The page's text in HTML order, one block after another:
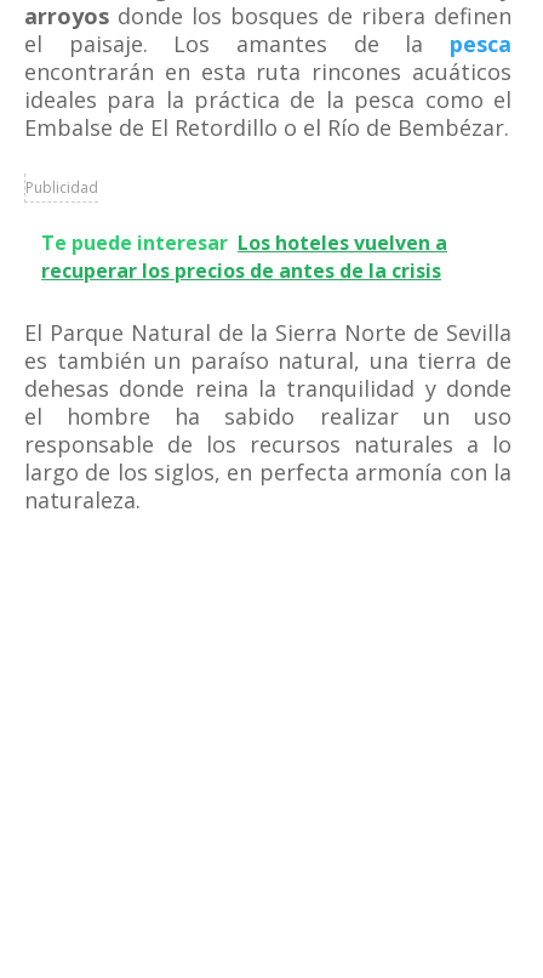
arroyos donde los bosques de ribera definen
el paisaje. Los amantes de la pesca
encontrarán en esta ruta rincones acuáticos
ideales para la práctica de la pesca como el
Embalse de El Retordillo o el Río de Bembézar.
Publicidad
Te puede interesar Los hoteles vuelven a
recuperar los precios de antes de la crisis
El Parque Natural de la Sierra Norte de Sevilla
es también un paraíso natural, una tierra de
dehesas donde reina la tranquilidad y donde
el hombre ha sabido realizar un uso
responsable de los recursos naturales a lo
largo de los siglos, en perfecta armonía con la
naturaleza.